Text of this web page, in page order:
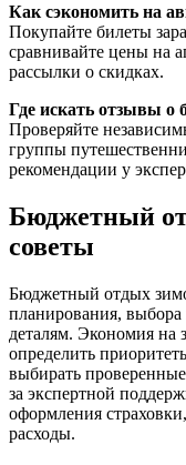
Как сэкономить на
Покупайте билеты
сравнивайте цены на
рассылки о скидках.
Где искать отзывы о
Проверяйте
группы
рекомендации у
Бюджетный
советы
Бюджетный отдых
планирования,
деталям. Экономия на
определить
выбирать
за экспертной
оформления
расходы.